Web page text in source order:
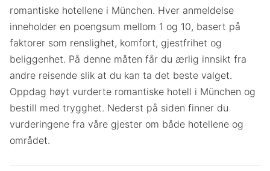
romantiske hotellene i München. Hver anmeldelse
inneholder en poengsum mellom 1 og 10, basert på
faktorer som renslighet, komfort, gjestfrihet og
beliggenhet. På denne måten får du ærlig innsikt fra
andre reisende slik at du kan ta det beste valget.
Oppdag høyt vurderte romantiske hotell i München og
bestill med trygghet. Nederst på siden finner du
vurderingene fra våre gjester om både hotellene og
området.